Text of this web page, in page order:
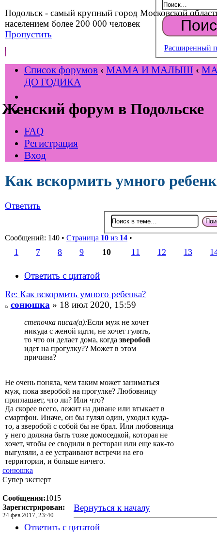
Подольск - самый крупный город Московской
населением более 200 000 человек
Пропустить
Женский форум в Подольске
Расширенный
Список форумов ‹ МАМА И МАЛЫШ ‹
ДО ГОДИКА
FAQ
Регистрация
Вход
Как вскормить умного
Ответить
Сообщений: 140 • Страница 10 из 14 •
1 7 8 9 10 11 12 13
Ответить с цитатой
Re: Как вскормить умного ребенка?
сонюшка» 18 июл 2020, 15:59
степочка писал(а):Если муж не хочет
никуда с женой идти, не хочет гулять,
то что он делает дома, когда зверобой
идет на прогулку?? Может в этом
причина?
Не очень поняла, чем таким может заниматься
муж, пока зверобой на прогулке? Любовницу
приглашает, что ли? Или что?
Да скорее всего, лежит на диване или втыкает в
смартфон. Иначе, он бы гулял один, уходил куда-
то, а зверобой с собой бы не брал. Или любовница
у него должна быть тоже домоседкой, которая не
хочет, чтобы ее сводили в ресторан или еще как-то
выгуляли, а ее устраивают встречи на его
территории, и больше ничего.
сонюшка
Супер эксперт
Сообщения:1015
Зарегистрирован:
24 фев 2017, 23:40
Вернуться к началу
Ответить с цитатой